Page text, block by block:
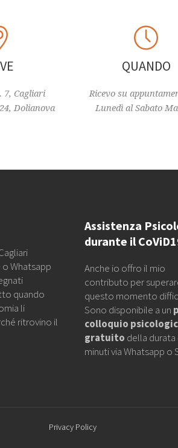
7, Cagliari
Dolianova
QUANDO
Ricevo su
Lunedì al Sabato
Whatsapp
quando
li
ritrovino il
Assistenza
durante il
Anche io offro il mio
contributo per
questo momento
Sono disponibile a un
colloquio
gratuito della durata
minuti via Whatsapp o
Privacy Policy